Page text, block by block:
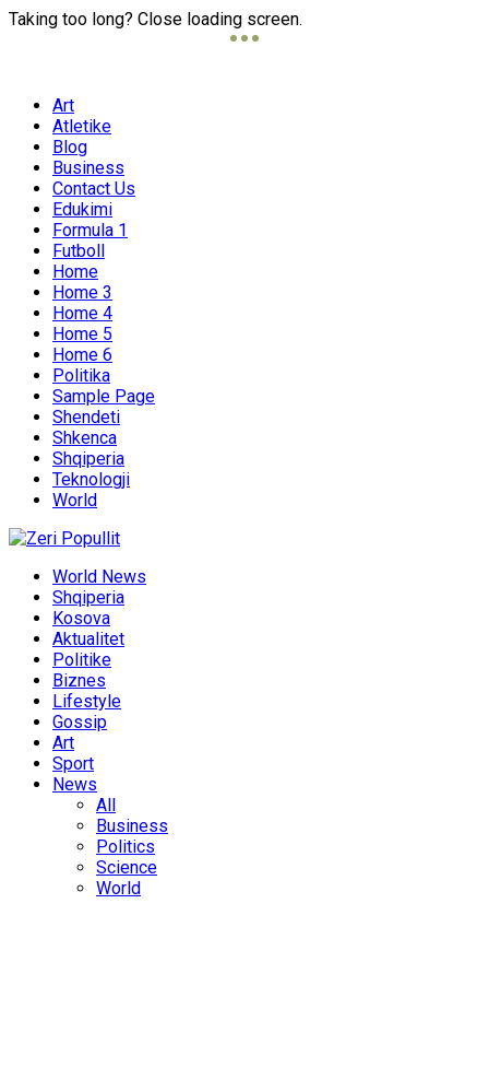
Taking too long? Close loading screen.
Art
Atletike
Blog
Business
Contact Us
Edukimi
Formula 1
Futboll
Home
Home 3
Home 4
Home 5
Home 6
Politika
Sample Page
Shendeti
Shkenca
Shqiperia
Teknologji
World
World News
Shqiperia
Kosova
Aktualitet
Politike
Biznes
Lifestyle
Gossip
Art
Sport
News
All
Business
Politics
Science
World